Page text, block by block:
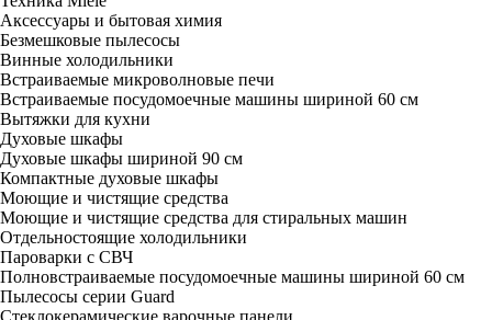
Аксессуары и бытовая химия
Безмешковые пылесосы
Винные холодильники
Встраиваемые микроволновые печи
Встраиваемые посудомоечные машины шириной 60 см
Вытяжки для кухни
Духовые шкафы
Духовые шкафы шириной 90 см
Компактные духовые шкафы
Моющие и чистящие средства
Моющие и чистящие средства для стиральных машин
Отдельностоящие холодильники
Пароварки с СВЧ
Полновстраиваемые посудомоечные машины шириной 60 см
Пылесосы серии Guard
Стеклокерамические варочные панели